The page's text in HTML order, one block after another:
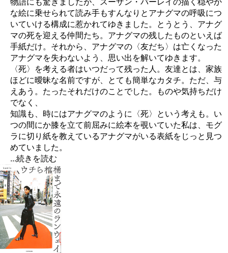
な絵に乗せられて読み手もすんなりとアナグマの呼吸につ
いていける構成に惹かれてゆきました。とうとう、アナグ
マの死を迎える仲間たち。アナグマの残したものといえば
手紙だけ。それから、アナグマの〈友だち〉は亡くなった
アナグマを失わないよう、思い出を解いてゆきます。
〈死〉を考える者はいつだって残った人。友達とは、家族
ほどに曖昧な名前ですが、とても簡単なカタチ。ただ、与
えあう。たったそれだけのことでした。ものや気持ちだけ
でなく、
知識も、時にはアナグマのように〈死〉という考えも。い
つの間にか膝を立て前屈みに絵本を覗いていた私は、モグ
ラに切り紙を教えているアナグマがいる表紙をじっと見つ
めていました。
...続きを読む